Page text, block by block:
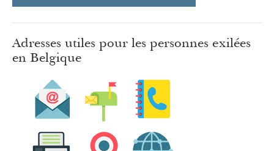
Adresses utiles pour les personnes exilées
en Belgique